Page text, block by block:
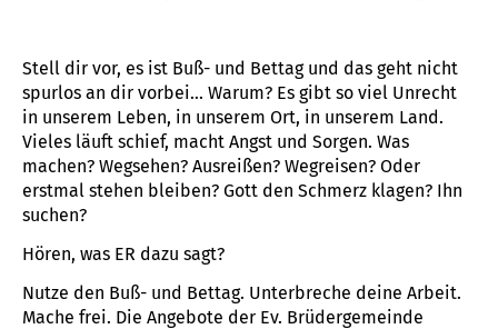
Stell dir vor, es ist Buß- und Bettag und das geht nicht
spurlos an dir vorbei... Warum? Es gibt so viel Unrecht
in unserem Leben, in unserem Ort, in unserem Land.
Vieles läuft schief, macht Angst und Sorgen. Was
machen? Wegsehen? Ausreißen? Wegreisen? Oder
erstmal stehen bleiben? Gott den Schmerz klagen? Ihn
suchen?
Hören, was ER dazu sagt?
Nutze den Buß- und Bettag. Unterbreche deine Arbeit.
Mache frei. Die Angebote der Ev. Brüdergemeinde